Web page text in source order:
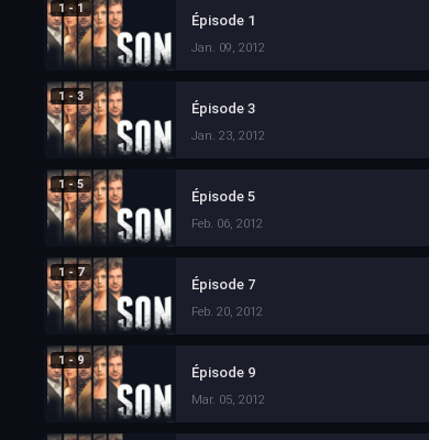
1 - 1
Épisode 1
Jan. 09, 2012
1 - 3
Épisode 3
Jan. 23, 2012
1 - 5
Épisode 5
Feb. 06, 2012
1 - 7
Épisode 7
Feb. 20, 2012
1 - 9
Épisode 9
Mar. 05, 2012